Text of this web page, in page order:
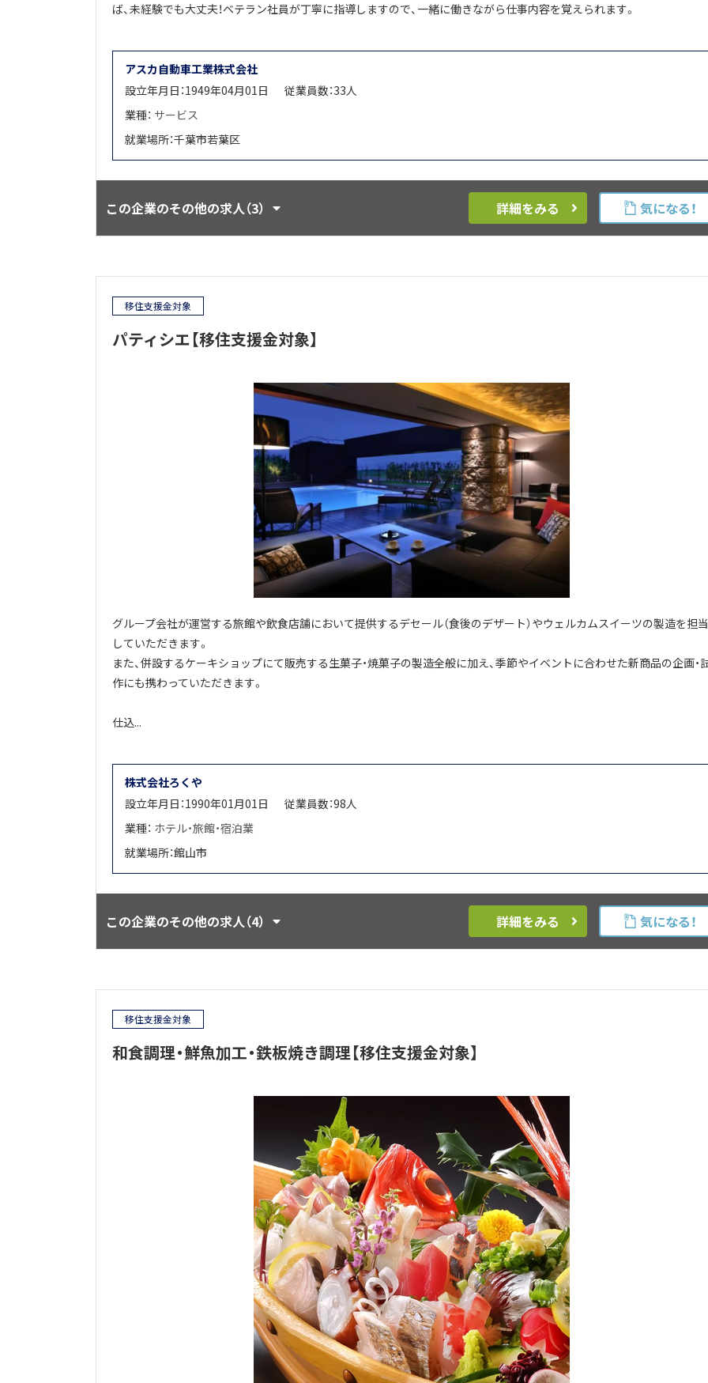
ば、未経験でも大丈夫！ベテラン社員が丁寧に指導しますので、一緒に働きながら仕事内容を覚えられます。
アスカ自動車工業株式会社
設立年月日：1949年04月01日
従業員数：33人
業種： サービス
就業場所：千葉市若葉区
詳細をみる 気になる！
この企業のその他の求人（3）
移住支援金対象
パティシエ【移住支援金対象】
グループ会社が運営する旅館や飲食店舗において提供するデセール（食後のデザート）やウェルカムスイーツの製造を担当
していただきます。
また、併設するケーキショップにて販売する生菓子・焼菓子の製造全般に加え、季節やイベントに合わせた新商品の企画・
作にも携わっていただきます。
仕込...
株式会社ろくや
設立年月日：1990年01月01日
従業員数：98人
業種： ホテル・旅館・宿泊業
就業場所：館山市
詳細をみる 気になる！
この企業のその他の求人（4）
移住支援金対象
和食調理・鮮魚加工・鉄板焼き調理【移住支援金対象】